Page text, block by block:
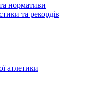
нормативи
та рекордів
атлетики